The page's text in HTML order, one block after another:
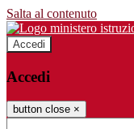
Salta al contenuto
Accedi
Accedi
button close ×